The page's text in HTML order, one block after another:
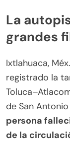
La
grandes
Ixtlahuaca,
registrado la
de San
persona
de la